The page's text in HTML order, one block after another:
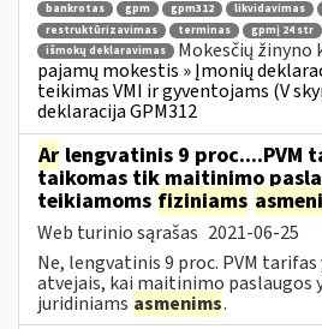
bankrotas gpm gpm312 likvidavimas
restruktūrizavimas
terminas gpmį 24 str
išmokų deklaravimas
Mokesčių žinyno
pajamų mokestis » Įmonių
teikimas VMI ir gyventojams (V
deklaracija GPM312
Ar lengvatinis 9 proc....PVM
taikomas tik maitinimo
teikiamoms fiziniams
Web turinio sąrašas 2021-06-25
Ne, lengvatinis 9 proc. PVM
atvejais, kai maitinimo paslaugos
juridiniams asmenims.